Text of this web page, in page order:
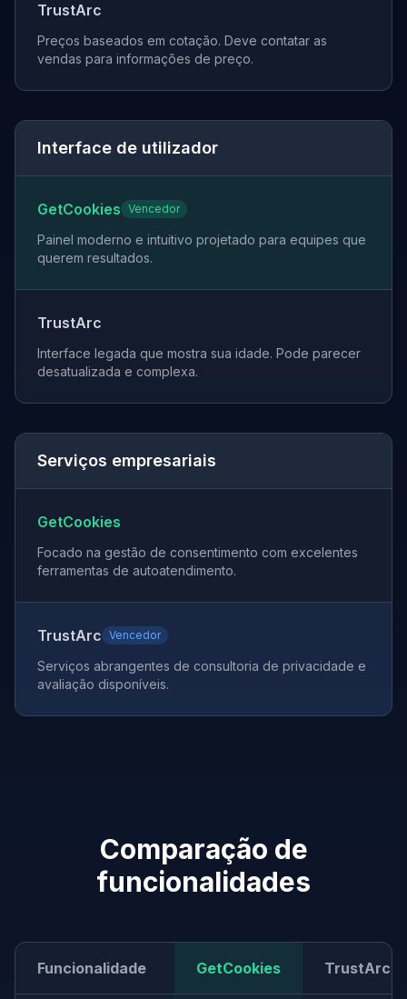
TrustArc
Preços baseados em cotação. Deve contatar as
vendas para informações de preço.
Interface de utilizador
GetCookies Vencedor
Painel moderno e intuitivo projetado para equipes que
querem resultados.
TrustArc
Interface legada que mostra sua idade. Pode parecer
desatualizada e complexa.
Serviços empresariais
GetCookies
Focado na gestão de consentimento com excelentes
ferramentas de autoatendimento.
TrustArc Vencedor
Serviços abrangentes de consultoria de privacidade e
avaliação disponíveis.
Comparação de
funcionalidades
Funcionalidade GetCookies TrustArc